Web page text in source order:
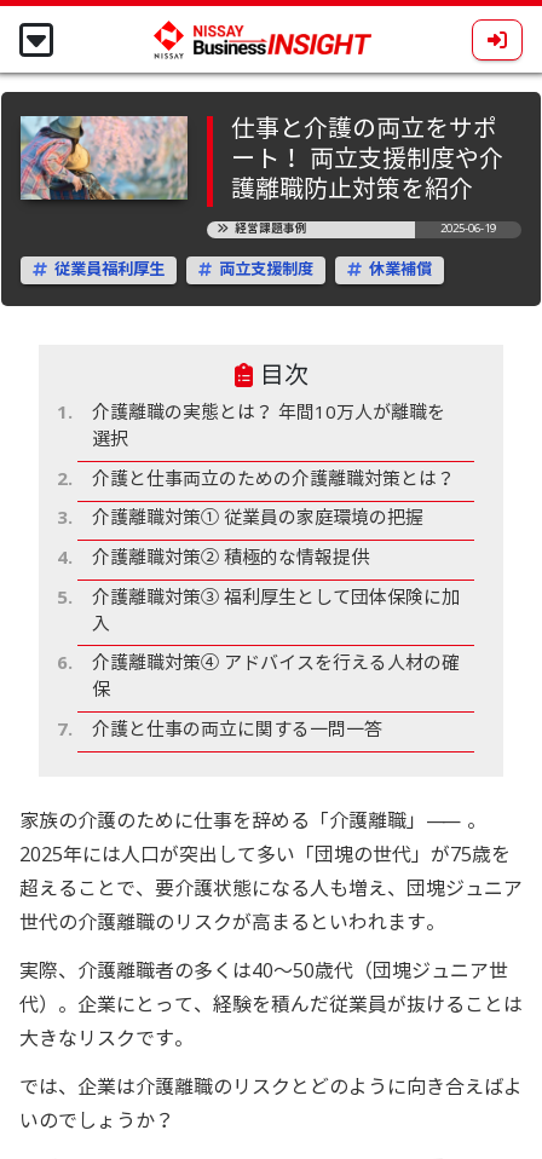
仕事と介護の両立をサポ
ート！ 両立支援制度や介
護離職防止対策を紹介
経営課題事例 2025-06-19
従業員福利厚生 両立支援制度 休業補償
目次
介護離職の実態とは？ 年間10万人が離職を
選択
介護と仕事両立のための介護離職対策とは？
介護離職対策① 従業員の家庭環境の把握
介護離職対策② 積極的な情報提供
介護離職対策③ 福利厚生として団体保険に加
入
介護離職対策④ アドバイスを行える人材の確
保
介護と仕事の両立に関する一問一答
家族の介護のために仕事を辞める「介護離職」 ―― 。
2025年には人口が突出して多い「団塊の世代」が75歳を
超えることで、要介護状態になる人も増え、団塊ジュニア
世代の介護離職のリスクが高まるといわれます。
実際、介護離職者の多くは40～50歳代（団塊ジュニア世
代）。企業にとって、経験を積んだ従業員が抜けることは
大きなリスクです。
では、企業は介護離職のリスクとどのように向き合えばよ
いのでしょうか？